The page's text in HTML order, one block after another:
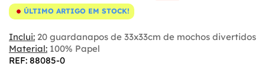
ÚLTIMO ARTIGO EM STOCK!
Inclui: 20 guardanapos de 33x33cm de mochos divertidos
Material: 100% Papel
REF: 88085-0